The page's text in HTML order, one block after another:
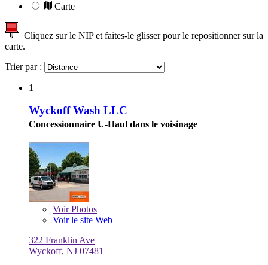
Carte
Cliquez sur le NIP et faites-le glisser pour le repositionner sur la
carte.
Trier par :
1
Wyckoff Wash LLC
Concessionnaire U-Haul dans le voisinage
VoirPhotos
Voir le site Web
322 Franklin Ave
Wyckoff, NJ 07481